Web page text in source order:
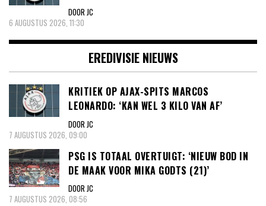
DOOR JC
6 AUGUSTUS 2026, 11:30
EREDIVISIE NIEUWS
KRITIEK OP AJAX-SPITS MARCOS
LEONARDO: ‘KAN WEL 3 KILO VAN AF’
DOOR JC
7 AUGUSTUS 2026, 09:00
PSG IS TOTAAL OVERTUIGT: ‘NIEUW BOD IN
DE MAAK VOOR MIKA GODTS (21)’
DOOR JC
7 AUGUSTUS 2026, 08:56